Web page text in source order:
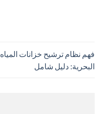
فهم نظام ترشيح خزانات المياه
البحرية: دليل شامل